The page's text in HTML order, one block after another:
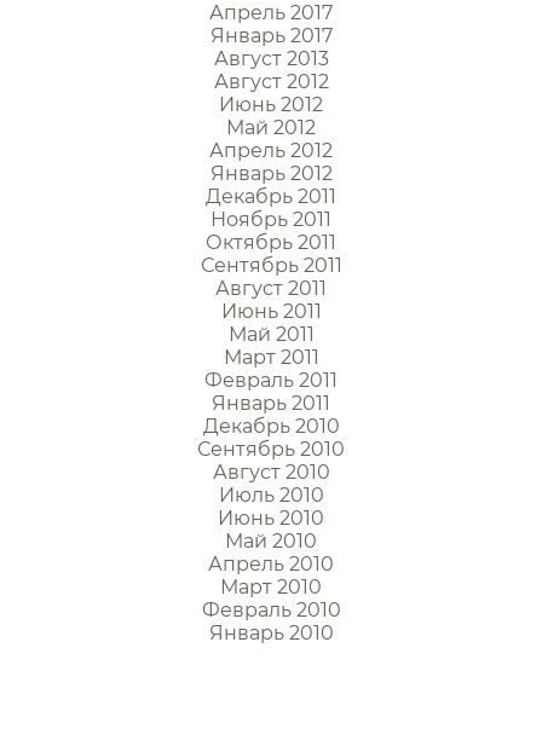
Апрель 2017
Январь 2017
Август 2013
Август 2012
Июнь 2012
Май 2012
Апрель 2012
Январь 2012
Декабрь 2011
Ноябрь 2011
Октябрь 2011
Сентябрь 2011
Август 2011
Июнь 2011
Май 2011
Март 2011
Февраль 2011
Январь 2011
Декабрь 2010
Сентябрь 2010
Август 2010
Июль 2010
Июнь 2010
Май 2010
Апрель 2010
Март 2010
Февраль 2010
Январь 2010